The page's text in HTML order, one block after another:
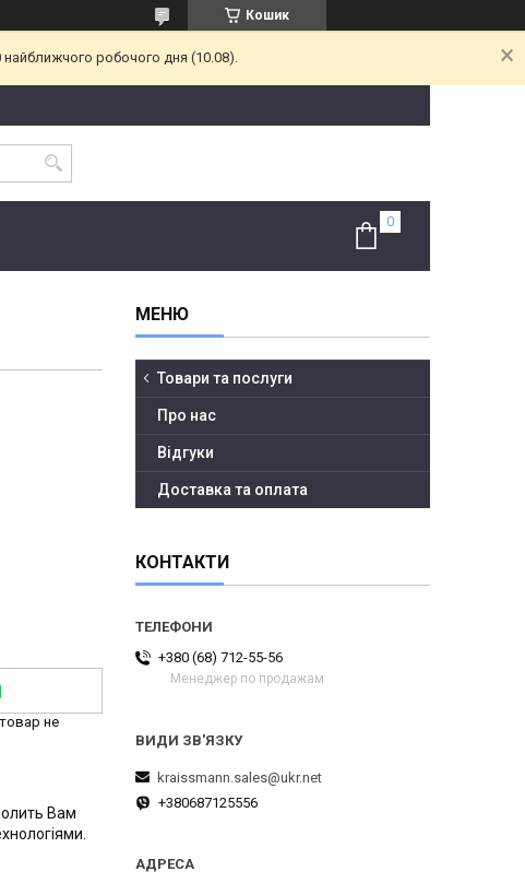
Кошик
найближчого робочого дня (10.08).
не
Вам
Товари та послуги
Про нас
Відгуки
Доставка та оплата
КОНТАКТИ
+380 (68) 712-55-56
Менеджер по продажам
kraissmann.sales@ukr.net
+380687125556